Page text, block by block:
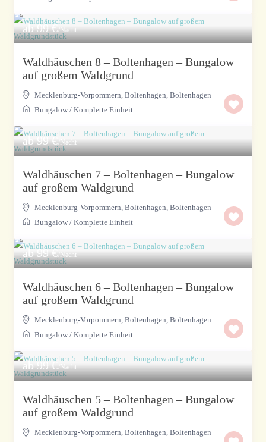
ab 99 €/Nacht
Waldhäuschen 8 – Boltenhagen – Bungalow
auf großem Waldgrund
Mecklenburg-Vorpommern, Boltenhagen,Boltenhagen
Bungalow /Komplette Einheit
ab 99 €/Nacht
Waldhäuschen 7 – Boltenhagen – Bungalow
auf großem Waldgrund
Mecklenburg-Vorpommern, Boltenhagen,Boltenhagen
Bungalow /Komplette Einheit
ab 99 €/Nacht
Waldhäuschen 6 – Boltenhagen – Bungalow
auf großem Waldgrund
Mecklenburg-Vorpommern, Boltenhagen,Boltenhagen
Bungalow /Komplette Einheit
ab 99 €/Nacht
Waldhäuschen 5 – Boltenhagen – Bungalow
auf großem Waldgrund
Mecklenburg-Vorpommern, Boltenhagen,Boltenhagen